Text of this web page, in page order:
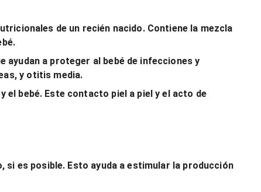
de un recién nacido. Contiene la mezcla
a proteger al bebé de infecciones y
y otitis media.
el bebé. Este contacto piel a piel y el acto de
si es posible. Esto ayuda a estimular la producción